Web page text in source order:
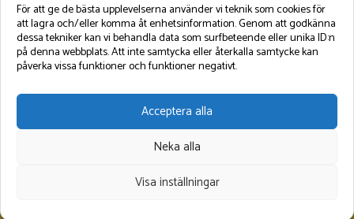
För att ge de bästa upplevelserna använder vi teknik som cookies för
att lagra och/eller komma åt enhetsinformation. Genom att godkänna
dessa tekniker kan vi behandla data som surfbeteende eller unika ID:n
på denna webbplats. Att inte samtycka eller återkalla samtycke kan
påverka vissa funktioner och funktioner negativt.
Acceptera alla
Neka alla
Visa inställningar
Följ oss på: